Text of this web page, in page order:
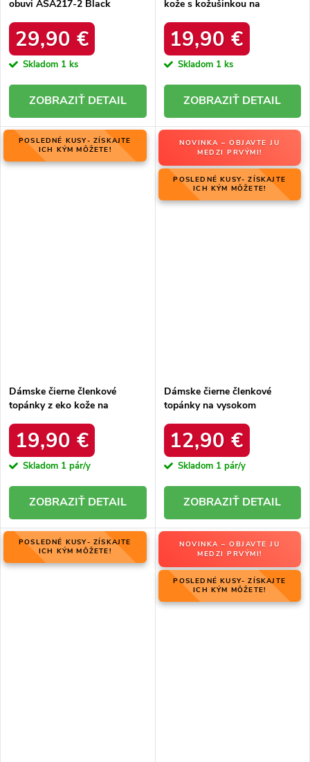
obuvi ASA217-2 Black
29,90 €
Skladom 1 ks
DETAIL
kože s kožušinkou na
HY845 BLACK
19,90 €
Skladom 1 ks
DETAIL
POSLEDNÉ KUSY- ZÍSKAJTE
ICH KÝM MÔŽETE!
Dámske čierne členkové
topánky z eko kože na
produktu 4218
19,90 €
Skladom 1 pár/y
DETAIL
NOVINKA – OBJAVTE JU
MEDZI PRVÝMI!
POSLEDNÉ KUSY- ZÍSKAJTE
ICH KÝM MÔŽETE!
Dámske čierne členkové
topánky na vysokom
72312,90 €
Skladom 1 pár/y
DETAIL
POSLEDNÉ KUSY- ZÍSKAJTE
ICH KÝM MÔŽETE!
NOVINKA – OBJAVTE JU
MEDZI PRVÝMI!
POSLEDNÉ KUSY- ZÍSKAJTE
ICH KÝM MÔŽETE!